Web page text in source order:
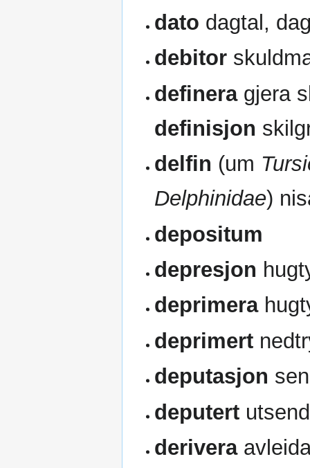
dato dagtal,
debitor
defineragjera
definisjon
delfin (um
Delphinidae)
depositum
depresjon
deprimera
deprimert
deputasjon
deputert
derivera